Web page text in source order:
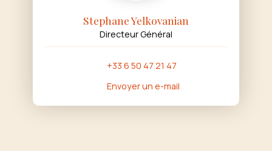
Stephane Yelkovanian
Directeur Général
+33 6 50 47 21 47
Envoyer un e-mail